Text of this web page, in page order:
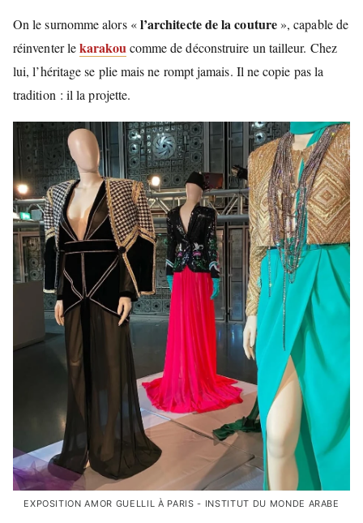
On le surnomme alors «l’architecte de la couture», capable de
réinventer lekarakou comme de déconstruire un tailleur. Chez
lui, l’héritage se plie mais ne rompt jamais. Il ne copie pas la
tradition : il la projette.
EXPOSITION AMOR GUELLIL À PARIS - INSTITUT DU MONDE ARABE